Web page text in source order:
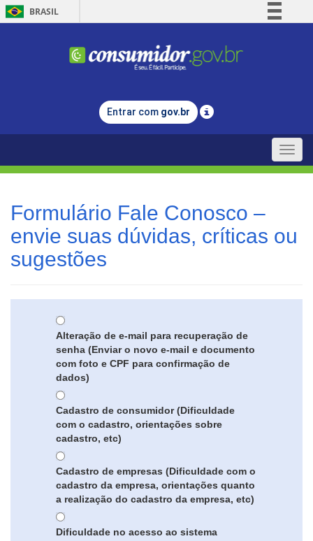
BRASIL
Comunica BR
Legislação
Entrar com gov.br
Toggle
Formulário Fale Conosco –
envie suas dúvidas, críticas ou
sugestões
Alteração de e-mail para recuperação de
senha (Enviar o novo e-mail e documento
com foto e CPF para confirmação de
dados)
Cadastro de consumidor (Dificuldade
com o cadastro, orientações sobre
cadastro, etc)
Cadastro de empresas (Dificuldade com o
cadastro da empresa, orientações quanto
a realização do cadastro da empresa, etc)
Dificuldade no acesso ao sistema